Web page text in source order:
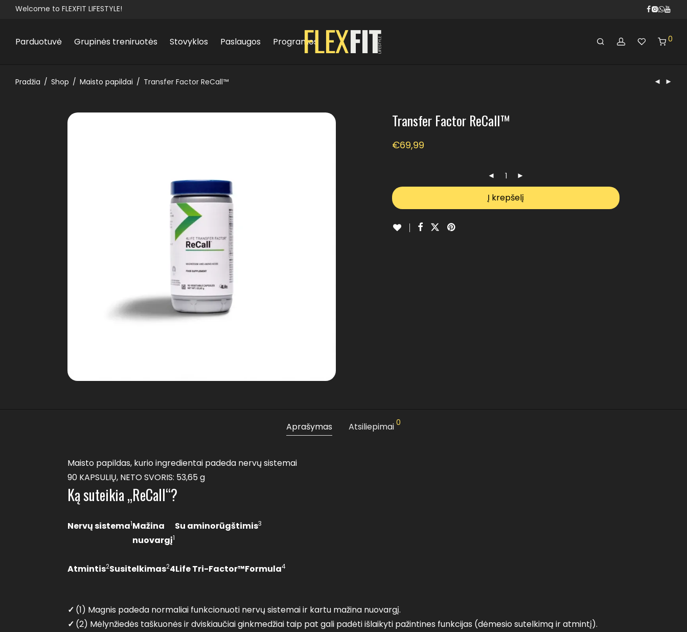
Welcome to FLEXFIT LIFESTYLE!
Parduotuvė Grupinės treniruotės Stovyklos Paslaugos Programos 0
Pradžia / Shop / Maisto papildai / Transfer Factor ReCall™
Transfer Factor ReCall™
€69,99
Į krepšelį
Aprašymas Atsiliepimai 0
Maisto papildas, kurio ingredientai padeda nervų sistemai
90 KAPSULIŲ, NETO SVORIS: 53,65 g
Ką suteikia „ReCall“?
Nervų sistema1Mažina
nuovargį1
Su aminorūgštimis3
Atmintis2Susitelkimas24Life Tri-Factor™Formula4
✓ (1) Magnis padeda normaliai funkcionuoti nervų sistemai ir kartu mažina nuovargį.
✓ (2) Mėlynžiedės taškuonės ir dviskiaučiai ginkmedžiai taip pat gali padėti išlaikyti pažintines funkcijas (dėmesio sutelkimą ir atmintį).